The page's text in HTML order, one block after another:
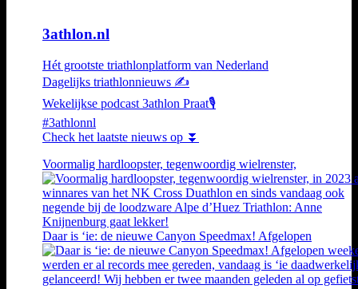
3athlon.nl
Hét grootste triathlonplatform van Nederland
Dagelijks triathlonnieuws ✍️
Wekelijkse podcast 3athlon Praat🎙️
#3athlonnl
Check het laatste nieuws op ⏬
Voormalig hardloopster, tegenwoordig wielrenster,
Daar is ‘ie: de nieuwe Canyon Speedmax! Afgelopen